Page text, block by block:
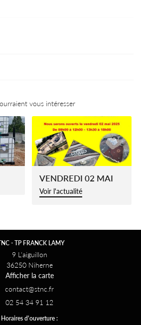
Restez
INSCRIPTION
vous intéresser
VENDREDI 02 MAI
Voir l'actualité
- TP FRANCK LAMY
9 L'aiguillon
36250 Niherne
Afficher la carte
02 54 34 91 12
Horaires d'ouverture :